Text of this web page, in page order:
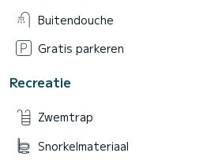
Buitendouche
Gratis parkeren
Recreatie
Zwemtrap
Snorkelmateriaal